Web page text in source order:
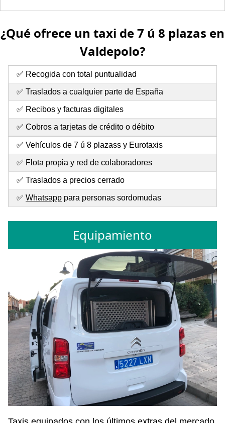
¿Qué ofrece un taxi de 7 ú 8 plazas en
Valdepolo?
✅ Recogida con total puntualidad
✅ Traslados a cualquier parte de España
✅ Recibos y facturas digitales
✅ Cobros a tarjetas de crédito o débito
✅ Vehículos de 7 ú 8 plazass y Eurotaxis
✅ Flota propia y red de colaboradores
✅ Traslados a precios cerrado
✅ Whatsapp para personas sordomudas
Equipamiento